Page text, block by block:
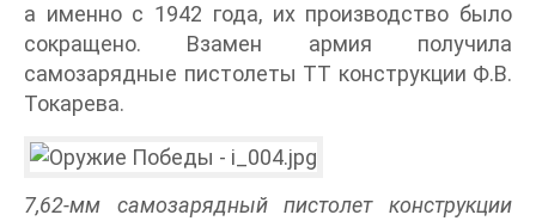
а именно с 1942 года, их производство было
сокращено. Взамен армия получила
самозарядные пистолеты ТТ конструкции Ф.В.
Токарева.
7,62-мм самозарядный пистолет конструкции